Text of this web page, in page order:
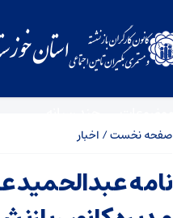
صفحه نخست/ اخبار
نامه